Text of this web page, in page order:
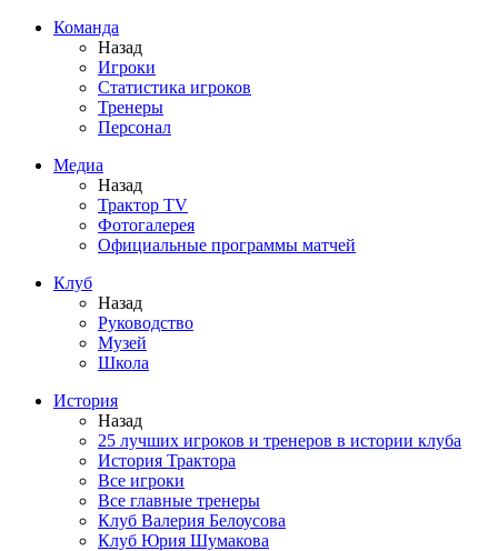
Команда
Назад
Игроки
Статистика игроков
Тренеры
Персонал
Медиа
Назад
Трактор TV
Фотогалерея
Официальные программы матчей
Клуб
Назад
Руководство
Музей
Школа
История
Назад
25 лучших игроков и тренеров в истории клуба
История Трактора
Все игроки
Все главные тренеры
Клуб Валерия Белоусова
Клуб Юрия Шумакова